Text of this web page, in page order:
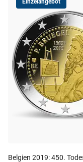
Einzelangebot
Belgien 2019: 450.